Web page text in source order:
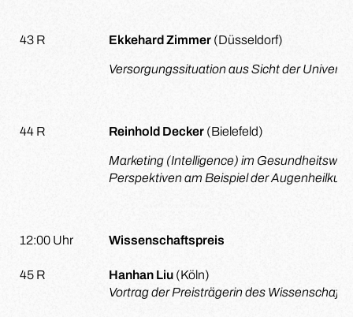
43 R Ekkehard Zimmer (Düsseldorf)
Versorgungssituation aus Sicht der
44 R Reinhold Decker (Bielefeld)
Marketing (Intelligence) im
Perspektiven am Beispiel der
12:00 Uhr
45 R
Wissenschaftspreis
Hanhan Liu (Köln)
Vortrag der Preisträgerin des